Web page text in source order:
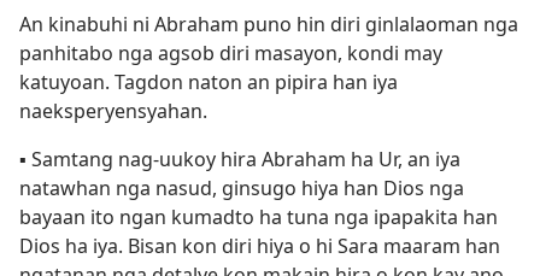
An kinabuhi ni Abraham puno hin diri ginlalaoman nga
panhitabo nga agsob diri masayon, kondi may
katuyoan. Tagdon naton an pipira han iya
naeksperyensyahan.
▪ Samtang nag-uukoy hira Abraham ha Ur, an iya
natawhan nga nasud, ginsugo hiya han Dios nga
bayaan ito ngan kumadto ha tuna nga ipapakita han
Dios ha iya. Bisan kon diri hiya o hi Sara maaram han